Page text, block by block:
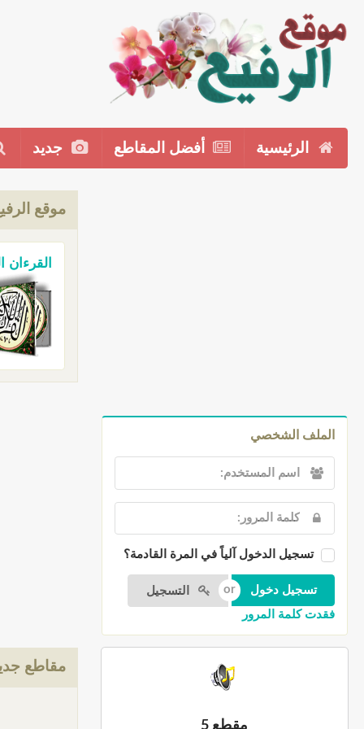
الرئيسية أفضل المقاطع جديد
الملف الشخصي
تسجيل الدخول آلياً في المرة القادمة؟
التسجيل
فقدت كلمة المرور
مقطع 5
موقع
القرءان
مقاطع